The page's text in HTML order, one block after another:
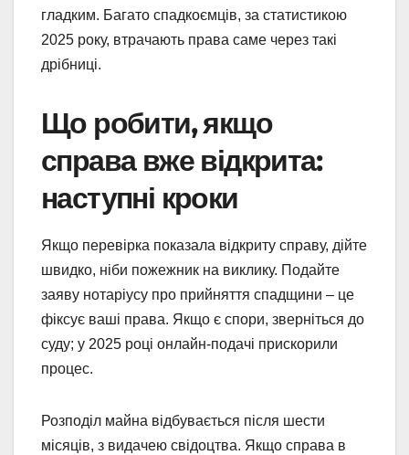
гладким. Багато спадкоємців, за статистикою
2025 року, втрачають права саме через такі
дрібниці.
Що робити, якщо
справа вже відкрита:
наступні кроки
Якщо перевірка показала відкриту справу, дійте
швидко, ніби пожежник на виклику. Подайте
заяву нотаріусу про прийняття спадщини – це
фіксує ваші права. Якщо є спори, зверніться до
суду; у 2025 році онлайн-подачі прискорили
процес.
Розподіл майна відбувається після шести
місяців, з видачею свідоцтва. Якщо справа в